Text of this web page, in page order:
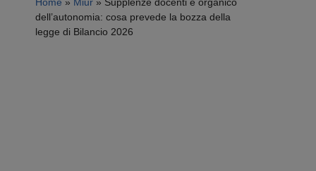
dell’autonomia: cosa prevede la bozza della
legge di Bilancio 2026